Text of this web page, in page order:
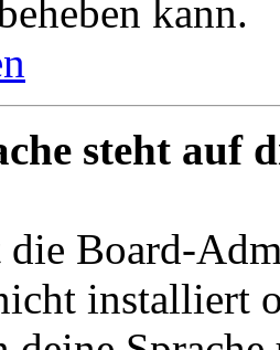
kann.
steht auf
die Board-
installiert